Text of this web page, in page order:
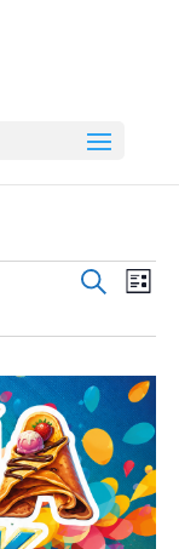
de
vues
Recherche
de
Liste